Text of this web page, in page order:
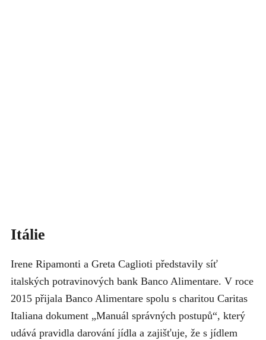
Itálie
Irene Ripamonti a Greta Caglioti představily síť
italských potravinových bank Banco Alimentare. V roce
2015 přijala Banco Alimentare spolu s charitou Caritas
Italiana dokument „Manuál správných postupů“, který
udává pravidla darování jídla a zajišťuje, že s jídlem